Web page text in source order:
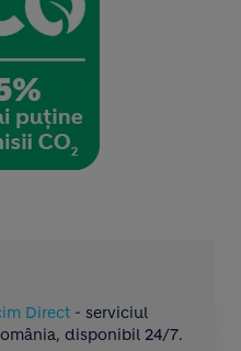
Direct - serviciul
disponibil 24/7.